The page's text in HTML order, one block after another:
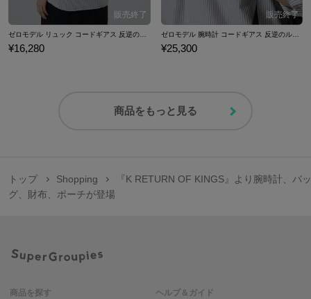
¥16,280
ゼロモデル 腕時計 コードギアス 反逆のルルーシュIII 皇道
¥25,300
商品をもっと見る
トップ Shopping
『K RETURN OF KINGS』より腕時計、バ
グ、財布、ポーチが登場
商品を探す ヘルプ＆ガイド